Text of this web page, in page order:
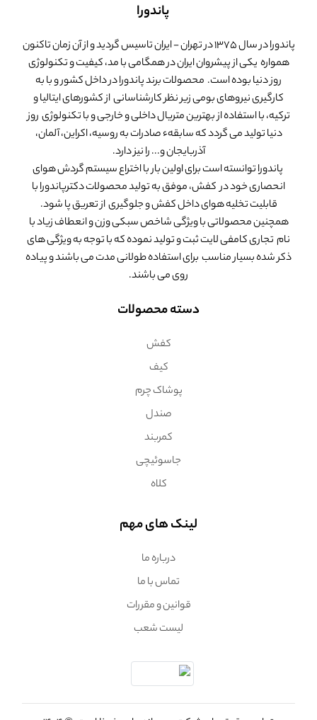
پاندورا
پاندورا در سال 1375 در تهران - ایران تاسیس گردید و از آن زمان تاکنون
همواره یکی از پیشروان ایران در همگامی با مد، کیفیت و تکنولوژی
روز دنیا بوده است. محصولات برند پاندورا در داخل کشور و با به
کارگیری نیروهای بومی زیر نظر کارشناسانی از کشورهای ایتالیا و
ترکیه، با استفاده از بهترین متریال داخلی و خارجی و با تکنولوژی روز
دنیا تولید می گردد که سابقهء صادرات به روسیه، اکراین، آلمان،
آذربایجان و... را نیز دارد.
پاندورا توانسته است برای اولین بار با اختراع سیستم گردش هوای
انحصاری خود در کفش، موفق به تولید محصولات دکترپاندورا با
قابلیت تخلیه هوای داخل کفش و جلوگیری از تعریق پا شود.
همچنین محصولاتی با ویژگی شاخص سبکی وزن و انعطاف زیاد با
نام تجاری کامفی لایت ثبت و تولید نموده که با توجه به ویژگی های
ذکر شده بسیار مناسب برای استفاده طولانی مدت می باشند و پیاده
روی می باشند.
دسته محصولات
کفش
کیف
پوشاک چرم
صندل
کمربند
جاسوئیچی
کلاه
لینک های مهم
درباره ما
تماس با ما
قوانین و مقررات
لیست شعب